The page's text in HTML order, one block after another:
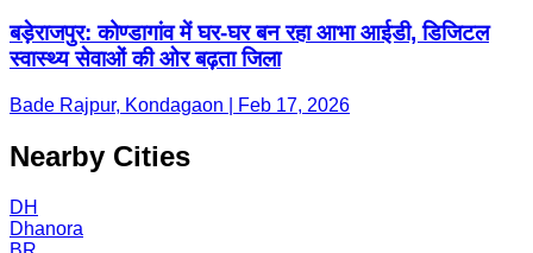
बड़ेराजपुर: कोण्डागांव में घर-घर बन रहा आभा आईडी, डिजिटल
स्वास्थ्य सेवाओं की ओर बढ़ता जिला
Bade Rajpur, Kondagaon | Feb 17, 2026
Nearby Cities
DH
Dhanora